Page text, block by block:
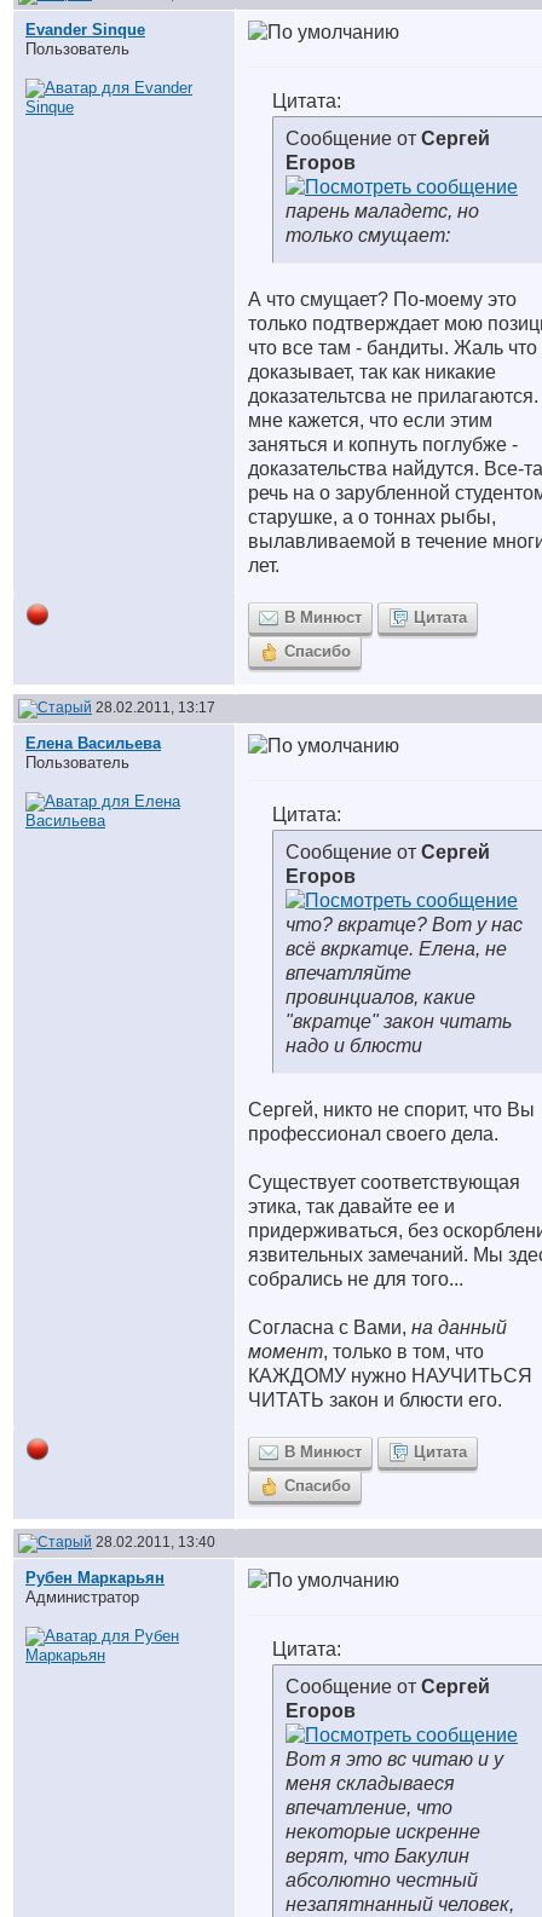
Evander Sinque
Пользователь
Цитата:
Сообщение от Сергей
Егоров
парень маладетс, но
только смущает:
А что смущает? По-моему это
только подтверждает мою
что все там - бандиты. Жаль что
доказывает, так как никакие
доказательтсва не
мне кажется, что если этим
заняться и копнуть поглубже -
доказательства найдутся. Все-
речь на о зарубленной
старушке, а о тоннах рыбы,
вылавливаемой в течение
лет.
В Минюст
Цитата
Спасибо
28.02.2011, 13:17
Елена Васильева
Пользователь
Цитата:
Сообщение от Сергей
Егоров
что? вкратце? Вот у нас
всё вкркатце. Елена, не
впечатляйте
провинциалов, какие
"вкратце" закон читать
надо и блюсти
Сергей, никто не спорит, что Вы
профессионал своего дела.
Существует соответствующая
этика, так давайте ее и
придерживаться, без
язвительных замечаний. Мы
собрались не для того...
Согласна с Вами, на данный
момент, только в том, что
КАЖДОМУ нужно НАУЧИТЬСЯ
ЧИТАТЬ закон и блюсти его.
В Минюст
Цитата
Спасибо
28.02.2011, 13:40
Рубен Маркарьян
Администратор
Цитата:
Сообщение от Сергей
Егоров
Вот я это вс читаю и у
меня складываеся
впечатление, что
некоторые искренне
верят, что Бакулин
абсолютно честный
незапятнанный человек,